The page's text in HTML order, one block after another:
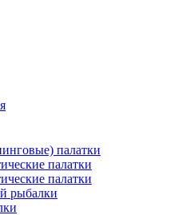
палатки
палатки
палатки
рыбалки